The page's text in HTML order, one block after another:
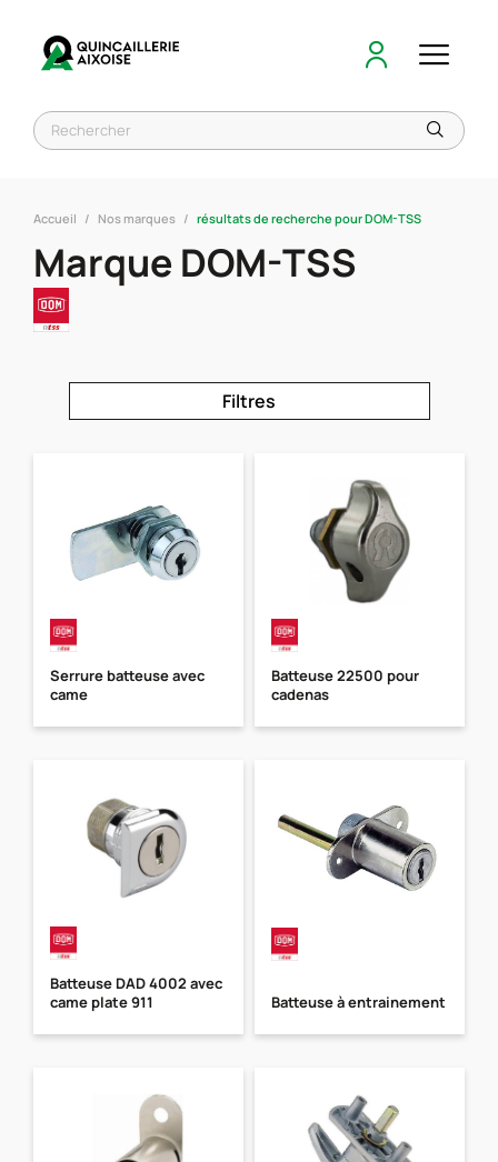
Accueil Nos marques résultats de recherche pour DOM-TSS
Marque DOM-TSS
Filtres
Serrure batteuse avec
came
Batteuse 22500 pour
cadenas
Batteuse DAD 4002 avec
came plate 911
Batteuse à entrainement